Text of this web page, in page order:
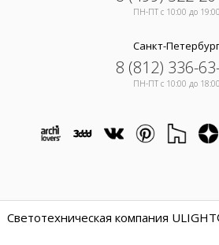
ПН-ПТ c 10:00 до 19:00
Санкт-Петербург
8 (812) 336-
ПН-ПТ c 10:00 до 18:00
Светотехническая компания